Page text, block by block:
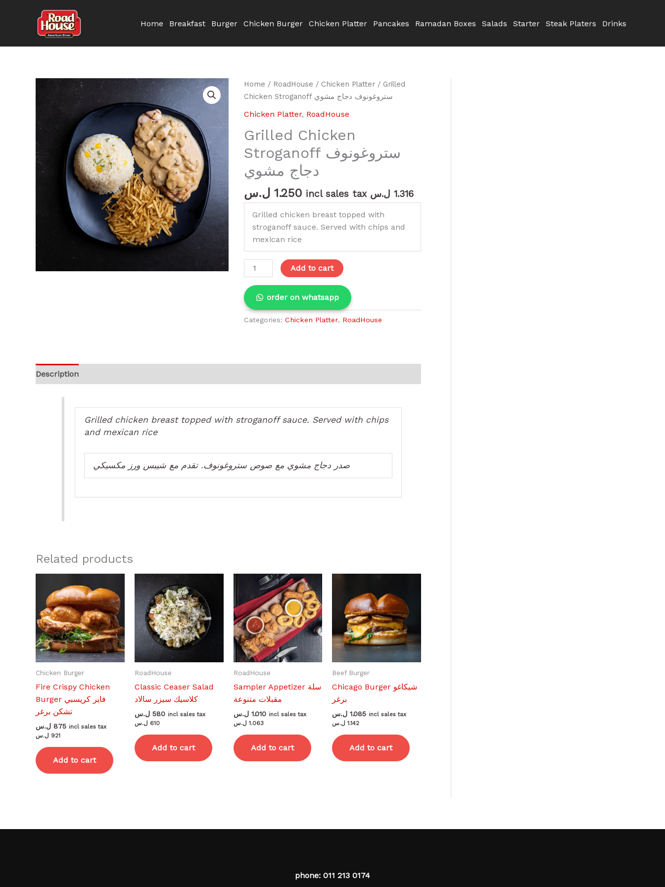
Home Breakfast Burger Chicken Burger Chicken Platter Pancakes Ramadan Boxes Salads Starter Steak Platers Drinks
Home / RoadHouse / Chicken Platter/ Grilled
Chicken Stroganoff ستروغونوف دجاج مشوي
Chicken Platter, RoadHouse
Grilled Chicken
Stroganoff ستروغونوف
دجاج مشوي
1.250 ل.س incl sales tax 1.316 ل.س
Grilled chicken breast topped with
stroganoff sauce. Served with chips and
mexican rice
Grilled
Chicken
دجاج
quantity
Add to cart
order on whatsapp
Categories: Chicken Platter, RoadHouse
Description
Grilled chicken breast topped with stroganoff sauce. Served with chips
and mexican rice
صدر دجاج مشوي مع صوص ستروغونوف. تقدم مع شيبس ورز مكسيكي
Related products
Chicken Burger
Fire Crispy Chicken
Burger فاير كريسبي
تشكن برغر
875 ل.س
incl sales tax
921 ل.س
Add to cart
RoadHouse
Classic Ceaser Salad
كلاسيك سيزر سالاد
580 ل.س
incl sales tax
610 ل.س
Add to cart
RoadHouse
Sampler Appetizer سلة
مقبلات متنوعة
1.010 ل.س
incl sales tax
1.063 ل.س
Add to cart
Beef Burger
Chicago Burger شيكاغو
برغر
1.085 ل.س
incl sales tax
1.142 ل.س
Add to cart
phone: 011 213 0174